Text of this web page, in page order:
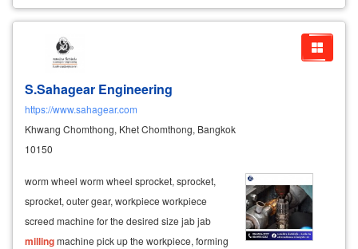
S.Sahagear Engineering
https://www.sahagear.com
Khwang Chomthong, Khet Chomthong, Bangkok
10150
worm wheel worm wheel sprocket, sprocket,
sprocket, outer gear, workpiece workpiece
screed machine for the desired size jab jab
millingmachine pick up the workpiece, forming